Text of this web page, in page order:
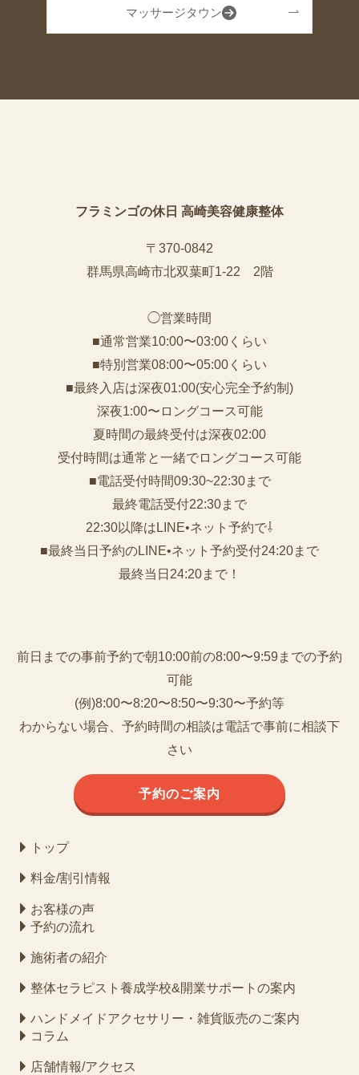
マッサージタウン
フラミンゴの休日 高崎美容健康整体
〒370-0842
群馬県高崎市北双葉町1-22 2階
◯営業時間
■通常営業10:00〜03:00くらい
■特別営業08:00〜05:00くらい
■最終入店は深夜01:00(安心完全予約制)
深夜1:00〜ロングコース可能
夏時間の最終受付は深夜02:00
受付時間は通常と一緒でロングコース可能
■電話受付時間09:30~22:30まで
️最終電話受付22:30まで
22:30以降はLINE•ネット予約で⇩
■最終当日予約のLINE•ネット予約受付24:20まで
最終当日24:20まで！
前日までの事前予約で朝10:00前の8:00〜9:59までの予約
可能
(例)8:00〜8:20〜8:50〜9:30〜予約等
わからない場合、予約時間の相談は電話で事前に相談下
さい
予約のご案内
トップ
料金/割引情報
お客様の声
予約の流れ
施術者の紹介
整体セラピスト養成学校&開業サポートの案内
ハンドメイドアクセサリー・雑貨販売のご案内
コラム
店舗情報/アクセス